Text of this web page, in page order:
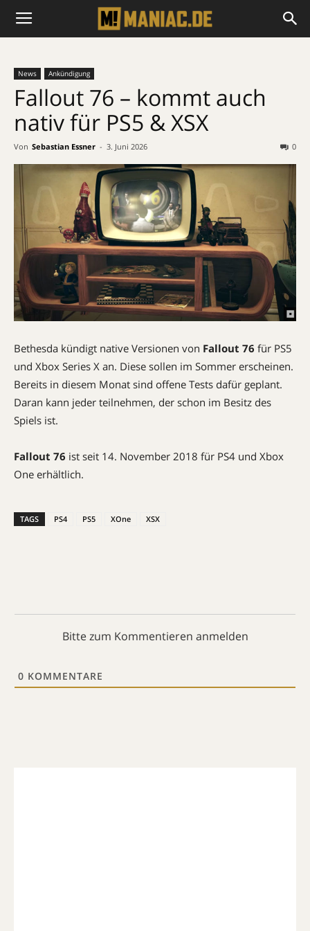
News Ankündigung
Fallout 76 – kommt auch
nativ für PS5 & XSX
Von Sebastian Essner - 3. Juni 2026 0
Bethesda kündigt native Versionen von Fallout 76 für PS5
und Xbox Series X an. Diese sollen im Sommer erscheinen.
Bereits in diesem Monat sind offene Tests dafür geplant.
Daran kann jeder teilnehmen, der schon im Besitz des
Spiels ist.
Fallout 76 ist seit 14. November 2018 für PS4 und Xbox
One erhältlich.
TAGS PS4 PS5 XOne XSX
Bitte zum Kommentieren anmelden
0 KOMMENTARE